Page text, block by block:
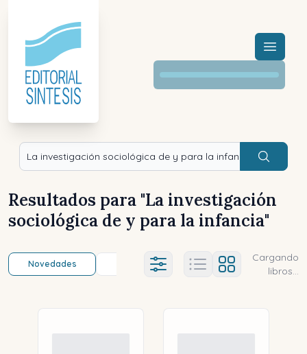
Menú
Buscar
Resultados para "La investigación
sociológica de y para la infancia"
Novedades Título (a-z) Título (z-a)
Ajustes abierto
Cargando
libros...